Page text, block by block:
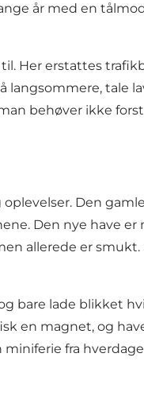
år med en
Her erstattes
langsommere, tale
behøver ikke
Den
Den nye have er
allerede er smukt.
bare lade blikket
en magnet, og
fra